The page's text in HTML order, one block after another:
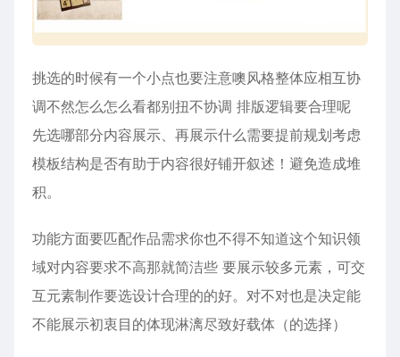
挑选的时候有一个小点也要注意噢风格整体应相互协
调不然怎么怎么看都别扭不协调 排版逻辑要合理呢
先选哪部分内容展示、再展示什么需要提前规划考虑
模板结构是否有助于内容很好铺开叙述！避免造成堆
积。
功能方面要匹配作品需求你也不得不知道这个知识领
域对内容要求不高那就简洁些 要展示较多元素，可交
互元素制作要选设计合理的的好。对不对也是决定能
不能展示初衷目的体现淋漓尽致好载体（的选择）